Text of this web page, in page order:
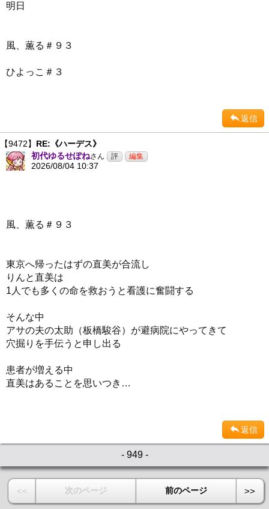
明日
風、薫る＃９３
ひよっこ＃３
返信
【9472】 RE:《ハーデス》
初代ゆるせぽねさん
2026/08/04 10:37
風、薫る＃９３
東京へ帰ったはずの直美が合流し
りんと直美は
1人でも多くの命を救おうと看護に奮闘する
そんな中
アサの夫の太助（板橋駿谷）が避病院にやってきて
穴掘りを手伝うと申し出る
患者が増える中
直美はあることを思いつき…
返信
- 949 -
<< 次のページ 前のページ >>